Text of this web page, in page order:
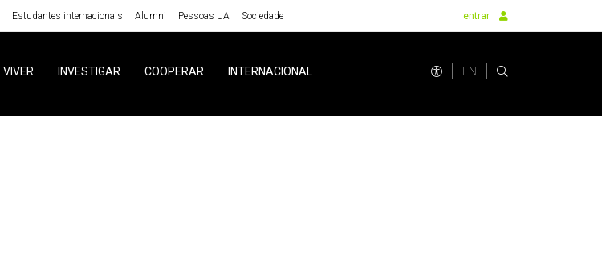
Estudantes internacionais Alumni Pessoas UA Sociedade entrar
VIVER INVESTIGAR COOPERAR INTERNACIONAL EN